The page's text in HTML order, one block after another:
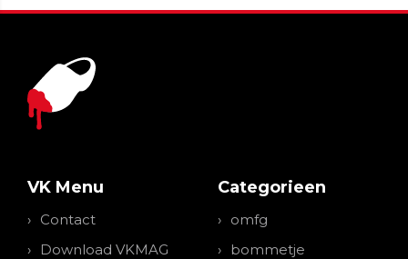
VK Menu
Contact
Download VKMAG
Categorieen
omfg
bommetje